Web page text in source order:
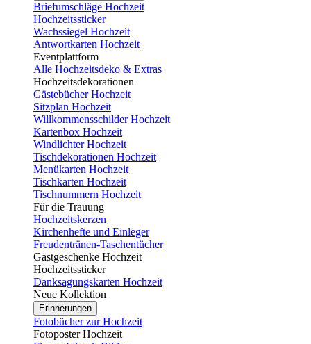
Briefumschläge Hochzeit
Hochzeitssticker
Wachssiegel Hochzeit
Antwortkarten Hochzeit
Eventplattform
Alle Hochzeitsdeko & Extras
Hochzeitsdekorationen
Gästebücher Hochzeit
Sitzplan Hochzeit
Willkommensschilder Hochzeit
Kartenbox Hochzeit
Windlichter Hochzeit
Tischdekorationen Hochzeit
Menükarten Hochzeit
Tischkarten Hochzeit
Tischnummern Hochzeit
Für die Trauung
Hochzeitskerzen
Kirchenhefte und Einleger
Freudentränen-Taschentücher
Gastgeschenke Hochzeit
Hochzeitssticker
Danksagungskarten Hochzeit
Neue Kollektion
Erinnerungen
Fotobücher zur Hochzeit
Fotoposter Hochzeit